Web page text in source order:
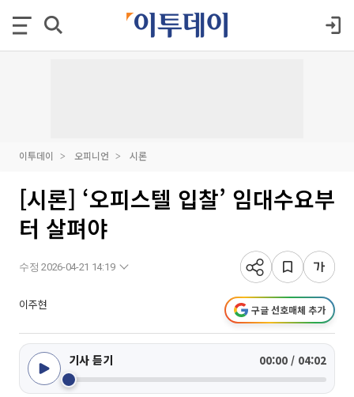
이투데이 오피니언 시론
[시론] ‘오피스텔 입찰’ 임대수요부
터 살펴야
수정 2026-04-21 14:19
이주현 구글 선호매체 추가
기사 듣기 00:00 / 04:02